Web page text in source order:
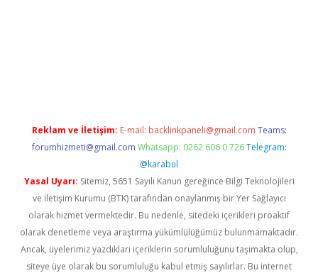
Reklam ve İletişim: E-mail: backlinkpaneli@gmail.com Teams:
forumhizmeti@gmail.com Whatsapp: 0262 606 0 726 Telegram:
@karabul
Yasal Uyarı: Sitemiz, 5651 Sayılı Kanun gereğince Bilgi Teknolojileri
ve İletişim Kurumu (BTK) tarafından onaylanmış bir Yer Sağlayıcı
olarak hizmet vermektedir. Bu nedenle, sitedeki içerikleri proaktif
olarak denetleme veya araştırma yükümlülüğümüz bulunmamaktadır.
Ancak, üyelerimiz yazdıkları içeriklerin sorumluluğunu taşımakta olup,
siteye üye olarak bu sorumluluğu kabul etmiş sayılırlar. Bu internet